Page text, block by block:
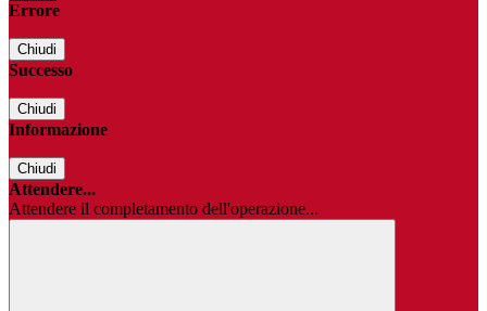
Errore
Chiudi
Successo
Chiudi
Informazione
Chiudi
Attendere...
Attendere il completamento dell'operazione...